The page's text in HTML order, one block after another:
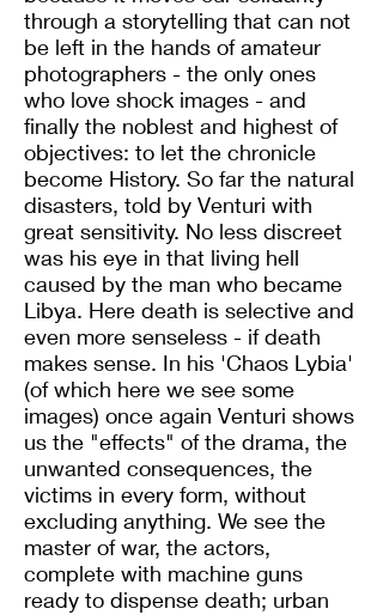
through a storytelling that can not
be left in the hands of amateur
photographers - the only ones
who love shock images - and
finally the noblest and highest of
objectives: to let the chronicle
become History. So far the natural
disasters, told by Venturi with
great sensitivity. No less discreet
was his eye in that living hell
caused by the man who became
Libya. Here death is selective and
even more senseless - if death
makes sense. In his 'Chaos Lybia'
(of which here we see some
images) once again Venturi shows
us the "effects" of the drama, the
unwanted consequences, the
victims in every form, without
excluding anything. We see the
master of war, the actors,
complete with machine guns
ready to dispense death; urban